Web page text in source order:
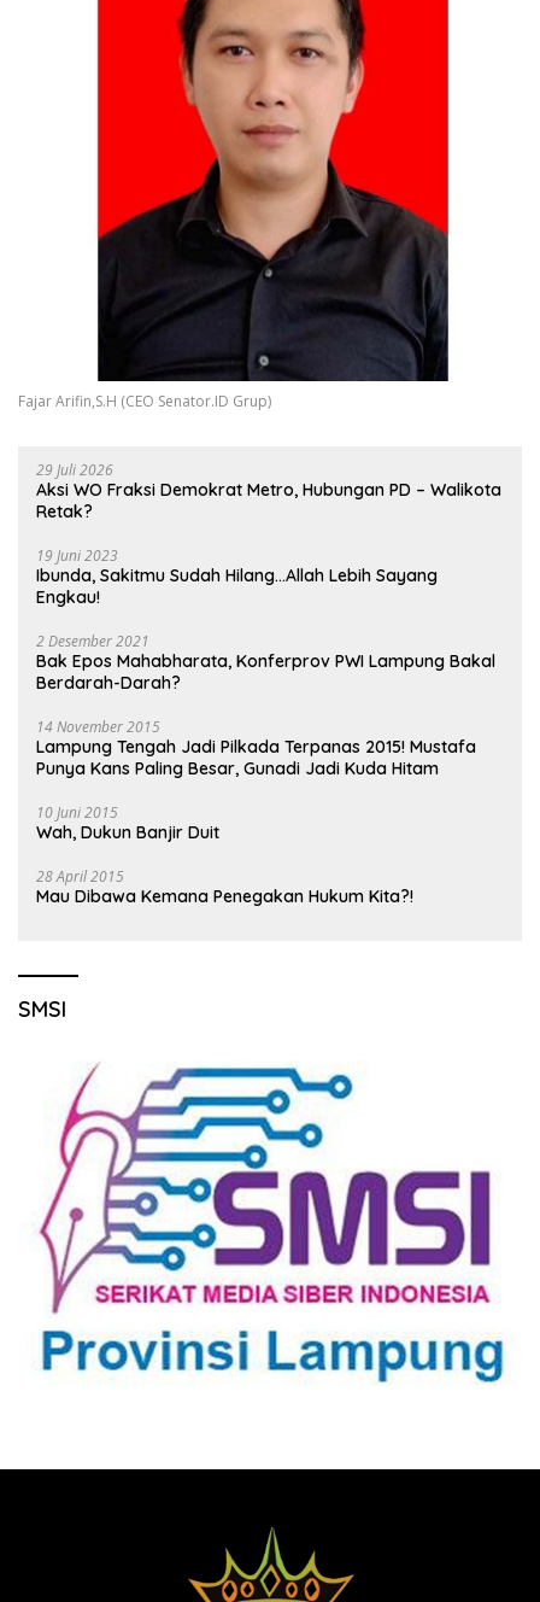
Fajar Arifin,S.H (CEO Senator.ID Grup)
29 Juli 2026
Aksi WO Fraksi Demokrat Metro, Hubungan PD – Walikota
Retak?
19 Juni 2023
Ibunda, Sakitmu Sudah Hilang…Allah Lebih Sayang
Engkau!
2 Desember 2021
Bak Epos Mahabharata, Konferprov PWI Lampung Bakal
Berdarah-Darah?
14 November 2015
Lampung Tengah Jadi Pilkada Terpanas 2015! Mustafa
Punya Kans Paling Besar, Gunadi Jadi Kuda Hitam
10 Juni 2015
Wah, Dukun Banjir Duit
28 April 2015
Mau Dibawa Kemana Penegakan Hukum Kita?!
SMSI